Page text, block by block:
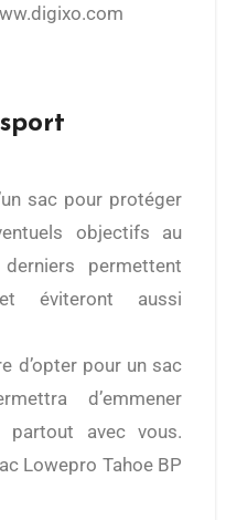
objectifs au
permettent
éviteront aussi
d’opter pour un sac
d’emmener
partout avec vous.
Lowepro Tahoe BP